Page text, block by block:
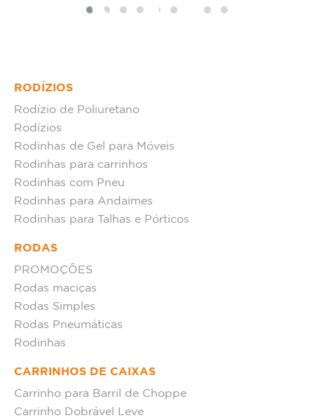
RODÍZIOS
Rodízio de Poliuretano
Rodízios
Rodinhas de Gel para Móveis
Rodinhas para carrinhos
Rodinhas com Pneu
Rodinhas para Andaimes
Rodinhas para Talhas e Pórticos
RODAS
PROMOÇÕES
Rodas maciças
Rodas Simples
Rodas Pneumáticas
Rodinhas
CARRINHOS DE CAIXAS
Carrinho para Barril de Choppe
Carrinho Dobrável Leve